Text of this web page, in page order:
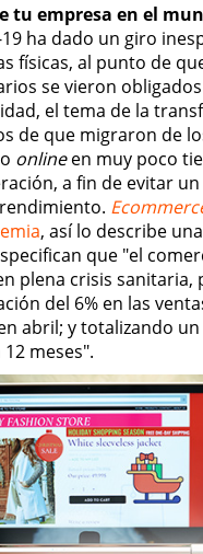
tu empresa en el
ha dado un giro
físicas, al punto de
se vieron
el tema de la
de que migraron de
onlineen muy poco
a fin de evitar
, así lo describe
que "el
plena crisis sanitaria,
del 6% en las
abril; y totalizando
12 meses".